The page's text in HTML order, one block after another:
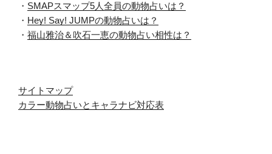
・ SMAPスマップ5人全員の動物占いは？
・ Hey! Say! JUMPの動物占いは？
・ 福山雅治＆吹石一恵の動物占い相性は？
サイトマップ
カラー動物占いとキャラナビ対応表